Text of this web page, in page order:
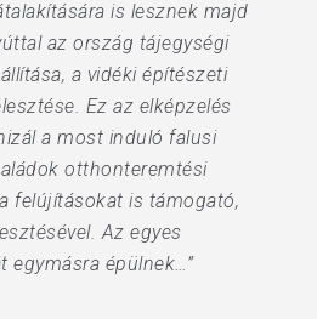
is lesznek majd
az ország tájegységi
a vidéki építészeti
Ez az elképzelés
a most induló falusi
otthonteremtési
felújításokat is támogató,
Az egyes
egymásra épülnek…”